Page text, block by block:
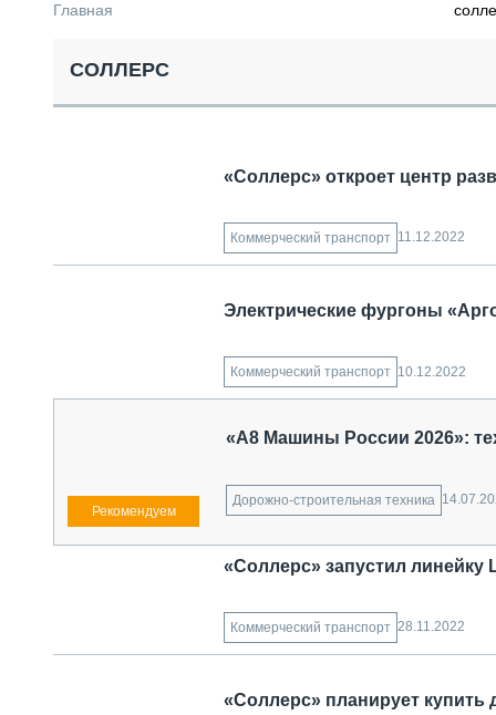
СПЕЦТЕХНИКА И ТРАНСПОРТ
ГРУЗОПЕРЕВОЗКИ
ТЕХНИКА КРУПНЫМ ПЛАНОМ
ДОРОЖНАЯ ИНДУСТРИЯ
СЕРВИСМЕНЫ
Главная
СОЛЛЕРС
«Соллерс» откроет центр
Коммерческий транспорт 11.12.2022
Электрические фургоны
Коммерческий транспорт 10.12.2022
«А8 Машины России 2026»:
Дорожно-строительная техника
«Соллерс» запустил
Коммерческий транспорт 28.11.2022
«Соллерс» планирует купить